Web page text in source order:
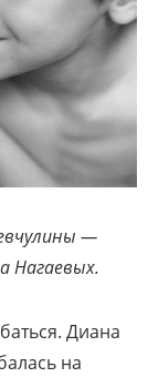
—
Нагаевых.
Диана
на